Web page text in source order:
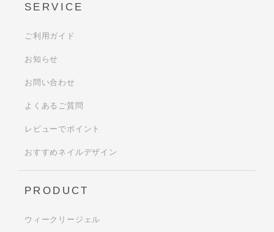
SERVICE
ご利用ガイド
お知らせ
お問い合わせ
よくあるご質問
レビューでポイント
おすすめネイルデザイン
PRODUCT
ウィークリージェル